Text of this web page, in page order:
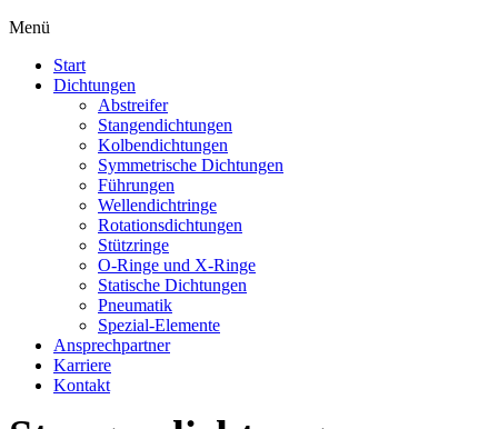
Menü
Start
Dichtungen
Abstreifer
Stangendichtungen
Kolbendichtungen
Symmetrische Dichtungen
Führungen
Wellendichtringe
Rotationsdichtungen
Stützringe
O-Ringe und X-Ringe
Statische Dichtungen
Pneumatik
Spezial-Elemente
Ansprechpartner
Karriere
Kontakt